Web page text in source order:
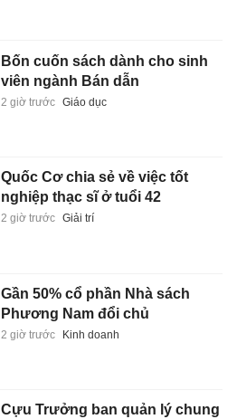
Bốn cuốn sách dành cho sinh
viên ngành Bán dẫn
2 giờ trước Giáo dục
Quốc Cơ chia sẻ về việc tốt
nghiệp thạc sĩ ở tuổi 42
2 giờ trước Giải trí
Gần 50% cổ phần Nhà sách
Phương Nam đổi chủ
2 giờ trước Kinh doanh
Cựu Trưởng ban quản lý chung